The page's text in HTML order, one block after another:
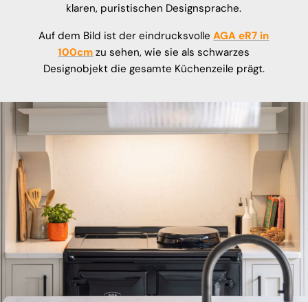
klaren, puristischen Designsprache.
Auf dem Bild ist der eindrucksvolleAGA eR7 in
100cm zu sehen, wie sie als schwarzes
Designobjekt die gesamte Küchenzeile prägt.